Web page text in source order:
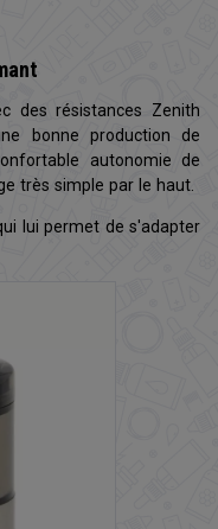
des résistances Zenith
bonne production de
autonomie de
très simple par le haut.
lui permet de s'adapter